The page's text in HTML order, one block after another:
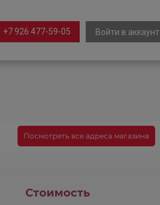
Войти в аккаунт
+7 926 477-59-05
Посмотреть все адреса магазина
Стоимость